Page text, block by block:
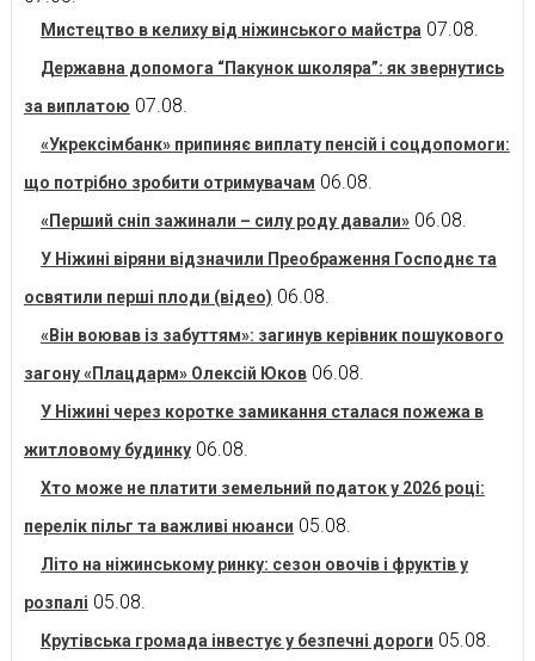
Мистецтво в келиху від ніжинського майстра 07.08.
Державна допомога “Пакунок школяра”: як звернутись
за виплатою 07.08.
«Укрексімбанк» припиняє виплату пенсій і соцдопомоги:
що потрібно зробити отримувачам 06.08.
«Перший сніп зажинали – силу роду давали» 06.08.
У Ніжині віряни відзначили Преображення Господнє та
освятили перші плоди (відео) 06.08.
«Він воював із забуттям»: загинув керівник пошукового
загону «Плацдарм» Олексій Юков 06.08.
У Ніжині через коротке замикання сталася пожежа в
житловому будинку 06.08.
Хто може не платити земельний податок у 2026 році:
перелік пільг та важливі нюанси 05.08.
Літо на ніжинському ринку: сезон овочів і фруктів у
розпалі 05.08.
Крутівська громада інвестує у безпечні дороги 05.08.